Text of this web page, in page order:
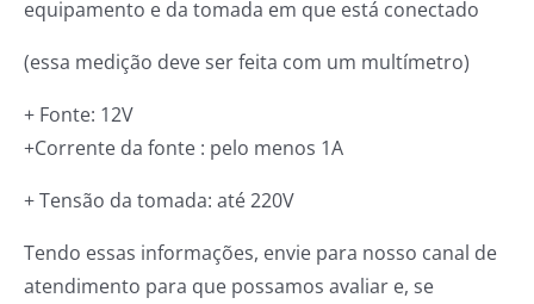
equipamento e da tomada em que está conectado
(essa medição deve ser feita com um multímetro)
+ Fonte: 12V
+Corrente da fonte : pelo menos 1A
+ Tensão da tomada: até 220V
Tendo essas informações, envie para nosso canal de
atendimento para que possamos avaliar e, se